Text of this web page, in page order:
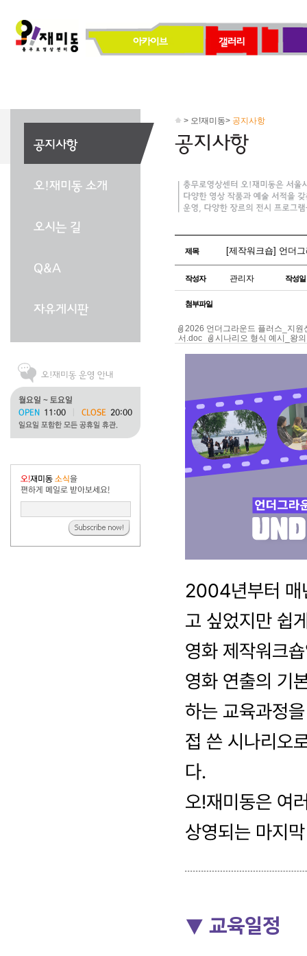
> 오!재미동> 공지사항
제목 [제작워크숍] 언더
작성자 관리자 작성일
첨부파일
2026 언더그라운드 플러스_지원
서.doc
시나리오 형식 예시_왕
2004년부터 매
고 싶었지만 쉽
영화 제작워크
영화 연출의 기
하는 교육과정
접 쓴 시나리오
다.
오!재미동은 여
상영되는 마지
▼ 교육일정